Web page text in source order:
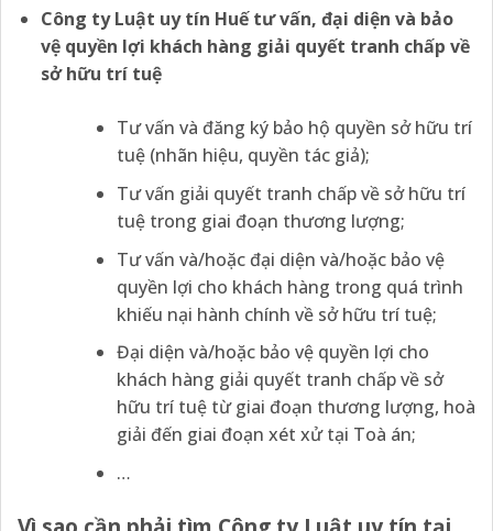
Công ty Luật uy tín Huế tư vấn, đại diện và bảo
vệ quyền lợi khách hàng giải quyết tranh chấp về
sở hữu trí tuệ
Tư vấn và đăng ký bảo hộ quyền sở hữu trí
tuệ (nhãn hiệu, quyền tác giả);
Tư vấn giải quyết tranh chấp về sở hữu trí
tuệ trong giai đoạn thương lượng;
Tư vấn và/hoặc đại diện và/hoặc bảo vệ
quyền lợi cho khách hàng trong quá trình
khiếu nại hành chính về sở hữu trí tuệ;
Đại diện và/hoặc bảo vệ quyền lợi cho
khách hàng giải quyết tranh chấp về sở
hữu trí tuệ từ giai đoạn thương lượng, hoà
giải đến giai đoạn xét xử tại Toà án;
…